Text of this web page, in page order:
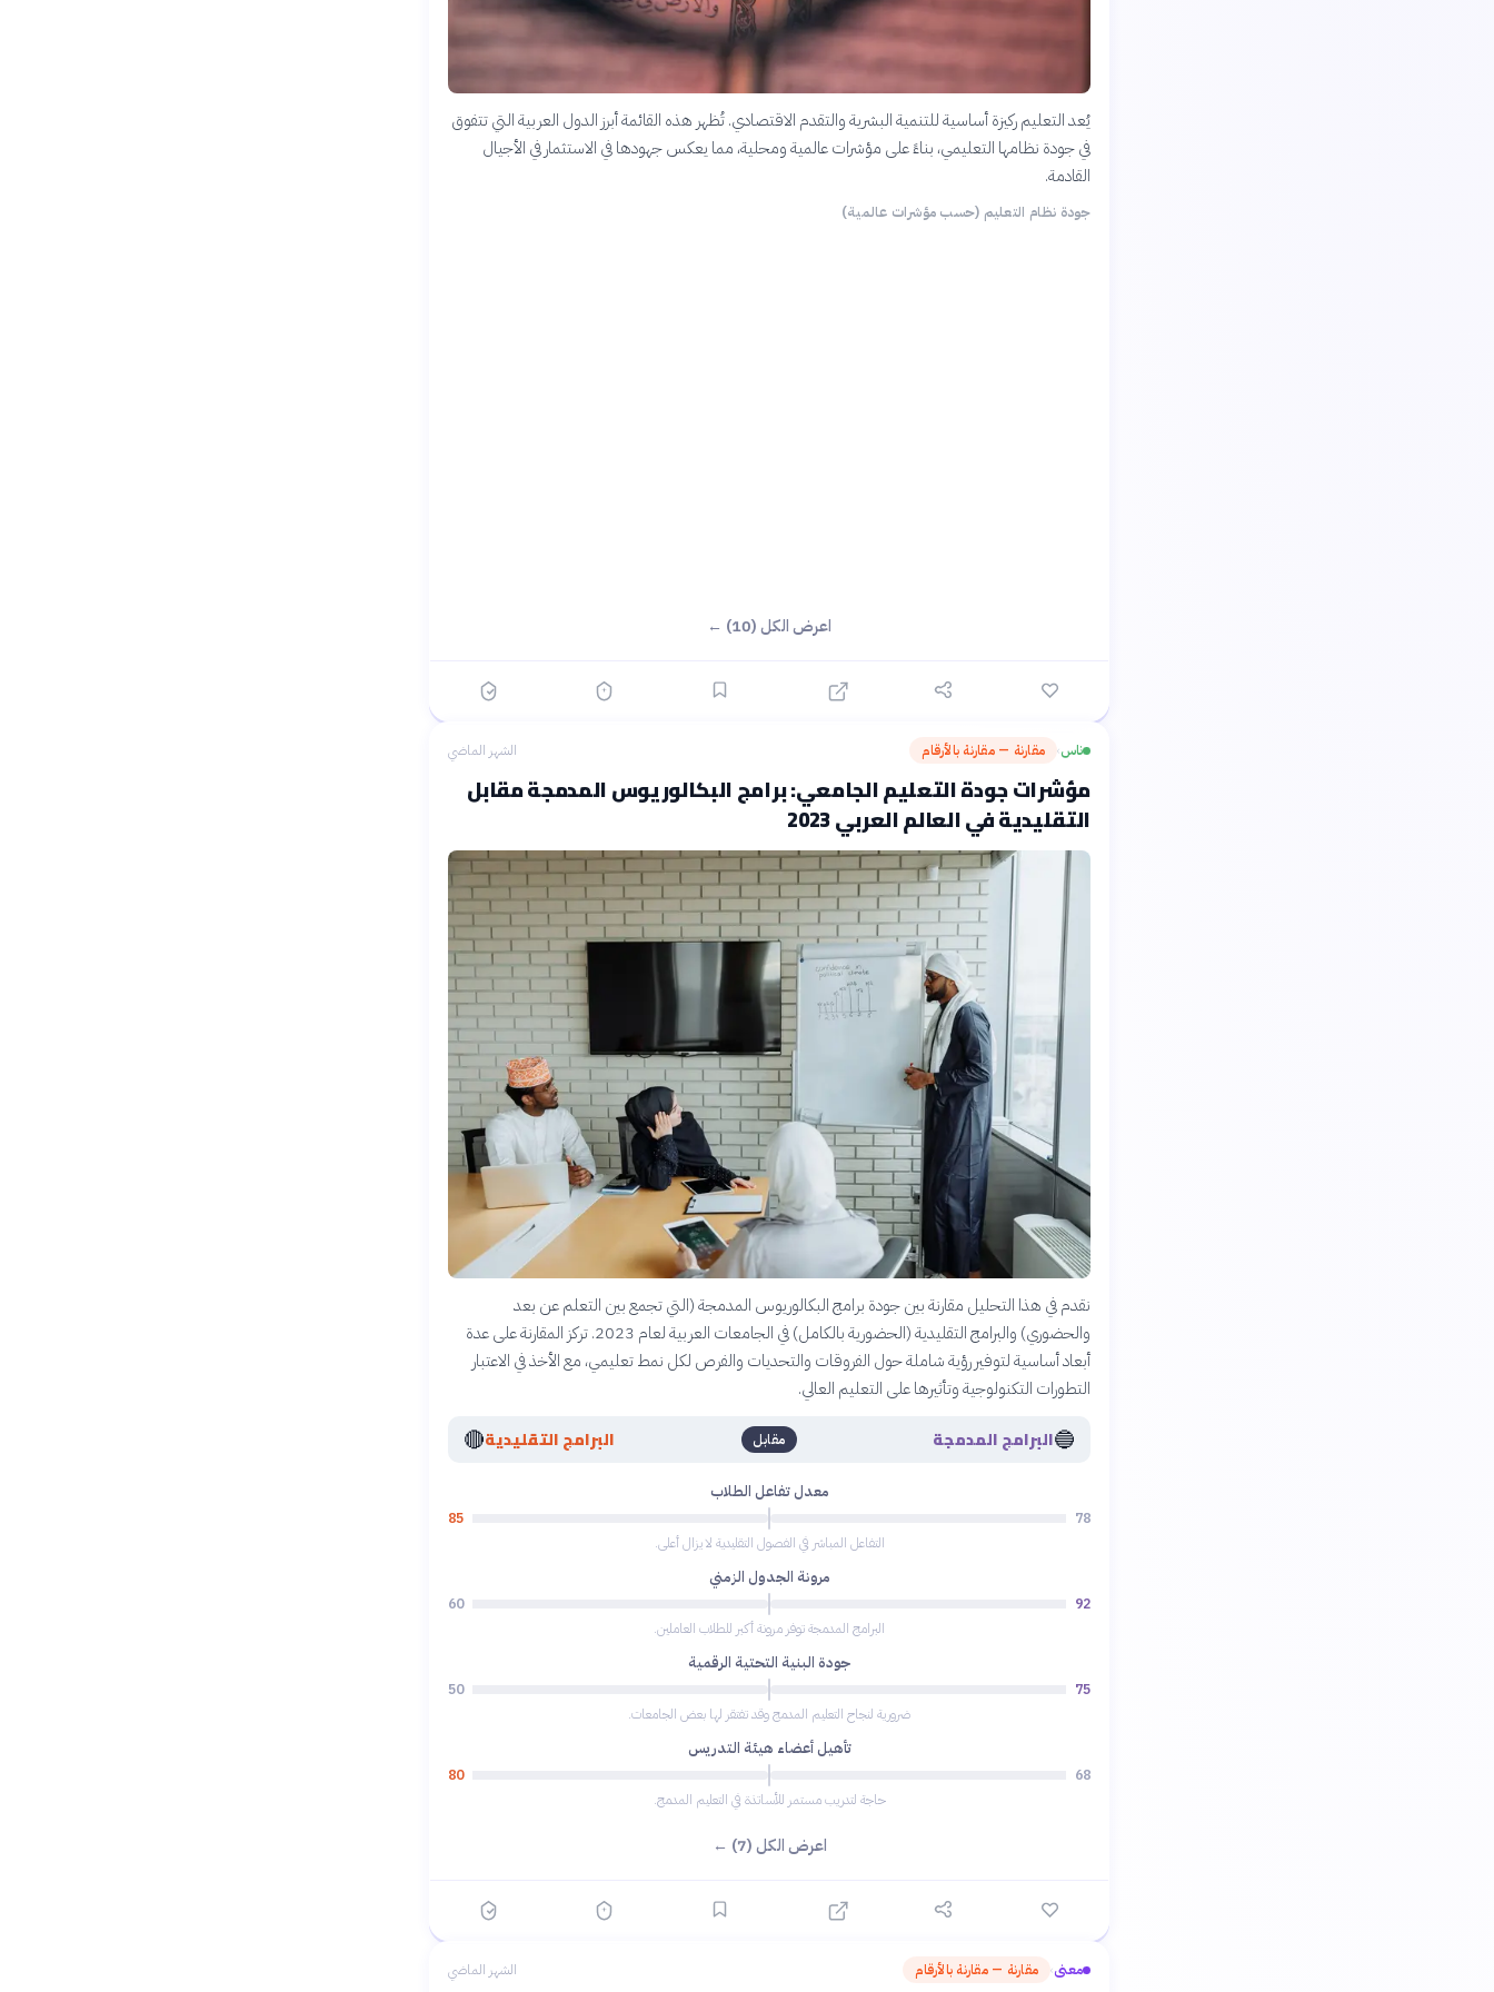
يُعد التعليم ركيزة أساسية للتنمية البشرية والتقدم الاقتصادي. تُظهر هذه القائمة أبرز الدول العربية التي تتفوق
في جودة نظامها التعليمي، بناءً على مؤشرات عالمية ومحلية، مما يعكس جهودها في الاستثمار في الأجيال
القادمة.
جودة نظام التعليم (حسب مؤشرات عالمية)
اعرض الكل (10) ←
ناس› مقارنة — مقارنة بالأرقام الشهر الماضي
مؤشرات جودة التعليم الجامعي: برامج البكالوريوس المدمجة مقابل
التقليدية في العالم العربي 2023
نقدم في هذا التحليل مقارنة بين جودة برامج البكالوريوس المدمجة (التي تجمع بين التعلم عن بعد
والحضوري) والبرامج التقليدية (الحضورية بالكامل) في الجامعات العربية لعام 2023. تركز المقارنة على عدة
أبعاد أساسية لتوفير رؤية شاملة حول الفروقات والتحديات والفرص لكل نمط تعليمي، مع الأخذ في الاعتبار
التطورات التكنولوجية وتأثيرها على التعليم العالي.
🔵البرامج المدمجة مقابل البرامج التقليدية🔴
معدل تفاعل الطلاب
78
85
التفاعل المباشر في الفصول التقليدية لا يزال أعلى.
مرونة الجدول الزمني
92
60
البرامج المدمجة توفر مرونة أكبر للطلاب العاملين.
جودة البنية التحتية الرقمية
75
50
ضرورية لنجاح التعليم المدمج وقد تفتقر لها بعض الجامعات.
تأهيل أعضاء هيئة التدريس
68
80
حاجة لتدريب مستمر للأساتذة في التعليم المدمج.
اعرض الكل (7) ←
معنى› مقارنة — مقارنة بالأرقام الشهر الماضي